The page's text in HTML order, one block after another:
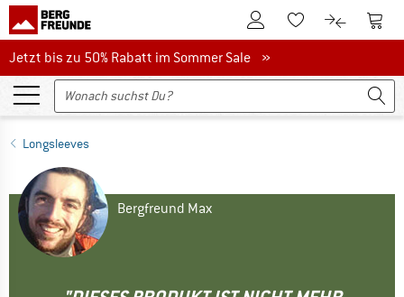
Zum KundenkontoZum Merkzettel.
Zum Zum
Jetzt bis zu 50% Rabatt im Sommer Sale
Jetzt bis zu 50% Rabatt im Sommer Sale »
Longsleeves
Bergfreund Max